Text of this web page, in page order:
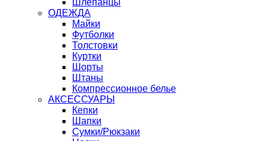
Шлепанцы
ОДЕЖДА
Майки
Футболки
Толстовки
Куртки
Шорты
Штаны
Компрессионное белье
АКСЕССУАРЫ
Кепки
Шапки
Сумки/Рюкзаки